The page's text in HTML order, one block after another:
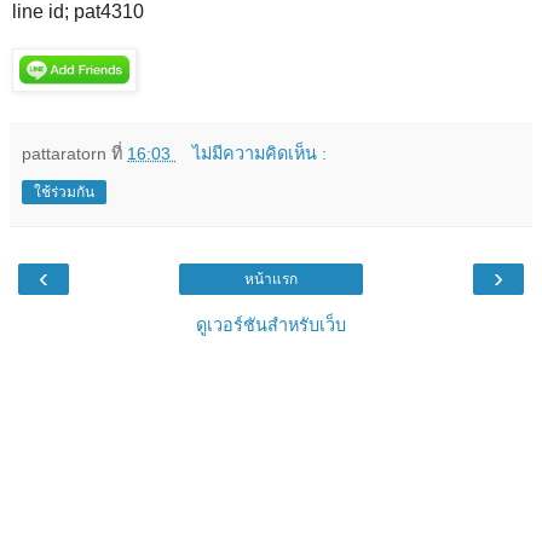
line id; pat4310
pattaratorn ที่ 16:03 ไม่มีความคิดเห็น :
ใช้ร่วมกัน
‹ ›
หน้าแรก
ดูเวอร์ชันสำหรับเว็บ